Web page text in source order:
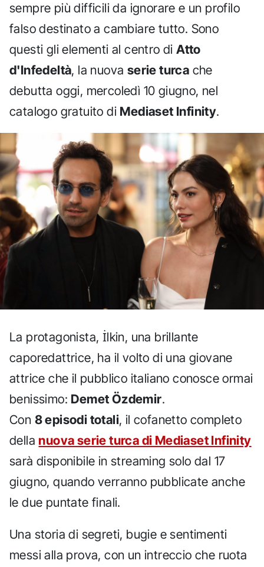
sempre più difficili da ignorare e un profilo
falso destinato a cambiare tutto. Sono
questi gli elementi al centro diAtto
d'Infedeltà, la nuova serie turca che
debutta oggi, mercoledì 10 giugno, nel
catalogo gratuito di Mediaset Infinity.
La protagonista, İlkin, una brillante
caporedattrice, ha il volto di una giovane
attrice che il pubblico italiano conosce ormai
benissimo: Demet Özdemir.
Con 8 episodi totali, il cofanetto completo
della nuova serie turca di Mediaset Infinity
sarà disponibile in streaming solo dal 17
giugno, quando verranno pubblicate anche
le due puntate finali.
Una storia di segreti, bugie e sentimenti
messi alla prova, con un intreccio che ruota